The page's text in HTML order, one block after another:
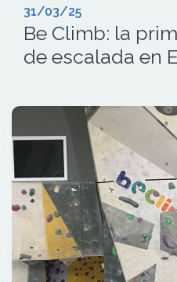
31/03/25
Be Climb: la
de escalada en